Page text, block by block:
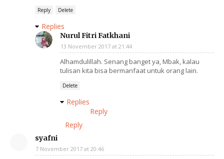
Reply Delete
Replies
Nurul Fitri Fatkhani
13 November 2017 at 21:44
Alhamdulillah. Senang banget ya, Mbak, kalau
tulisan kita bisa bermanfaat untuk orang lain.
Delete
Replies
Reply
Reply
syafni
7 November 2017 at 20:46